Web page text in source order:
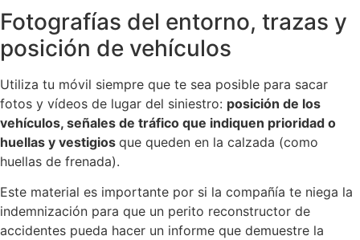
Fotografías del entorno, trazas y
posición de vehículos
Utiliza tu móvil siempre que te sea posible para sacar
fotos y vídeos de lugar del siniestro: posición de los
vehículos, señales de tráfico que indiquen prioridad o
huellas y vestigios que queden en la calzada (como
huellas de frenada).
Este material es importante por si la compañía te niega la
indemnización para que un perito reconstructor de
accidentes pueda hacer un informe que demuestre la